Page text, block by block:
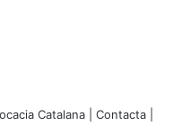
Catalana | Contacta